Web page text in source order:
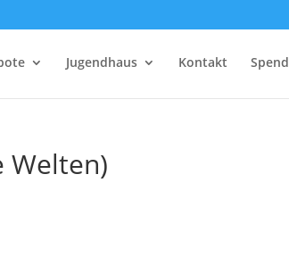
Jugendhaus Kontakt
Welten)